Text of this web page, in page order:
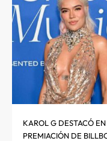
KAROL G DESTACÓ
PREMIACIÓN DE